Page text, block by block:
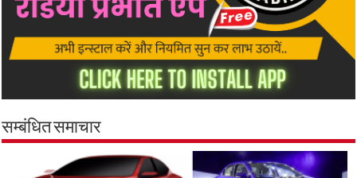
सम्बंधित समाचार